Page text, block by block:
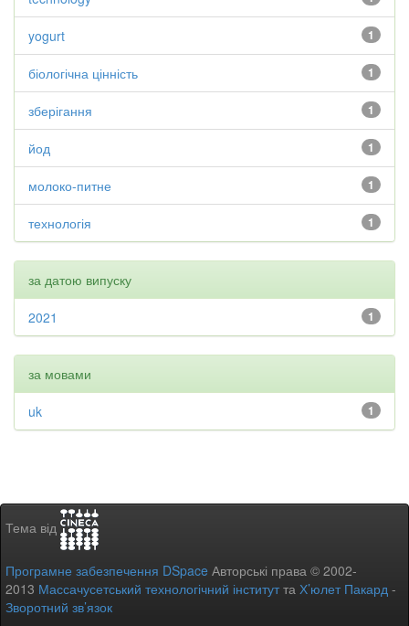
1
yogurt
1
біологічна цінність
1
зберігання
1
йод
1
молоко-питне
1
технологія
за датою випуску
1
2021
за мовами
1
uk
Тема від
Програмне забезпечення DSpace Авторські права © 2002-
2013 Массачусетський технологічний інститутта Х’юлет Пакард -
Зворотний зв’язок